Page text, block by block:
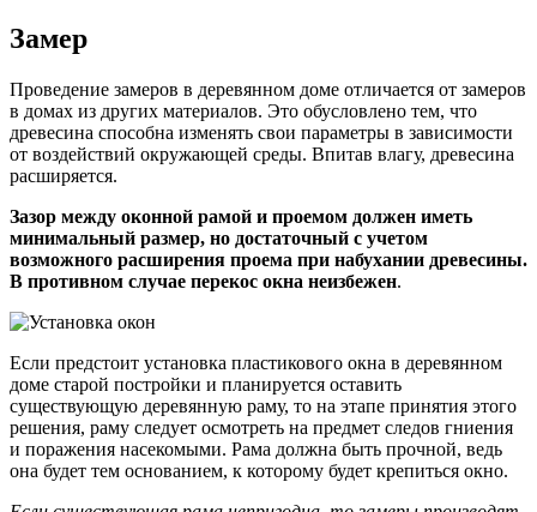
Замер
Проведение замеров в деревянном доме отличается от замеров
в домах из других материалов. Это обусловлено тем, что
древесина способна изменять свои параметры в зависимости
от воздействий окружающей среды. Впитав влагу, древесина
расширяется.
Зазор между оконной рамой и проемом должен иметь
минимальный размер, но достаточный с учетом
возможного расширения проема при набухании древесины.
В противном случае перекос окна неизбежен.
Если предстоит установка пластикового окна в деревянном
доме старой постройки и планируется оставить
существующую деревянную раму, то на этапе принятия этого
решения, раму следует осмотреть на предмет следов гниения
и поражения насекомыми. Рама должна быть прочной, ведь
она будет тем основанием, к которому будет крепиться окно.